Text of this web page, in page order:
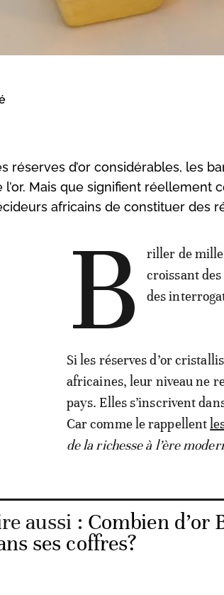
réserves d’or considérables, les
Mais que signifient
africains de constituer des
B
riller de mille
croissant
des
Si les réserves d’or
africaines, leur niveau ne
pays. Elles s’inscrivent
Car comme le rappellent
de la richesse à l’ère
aussi : Combien d’or
ses coffres?